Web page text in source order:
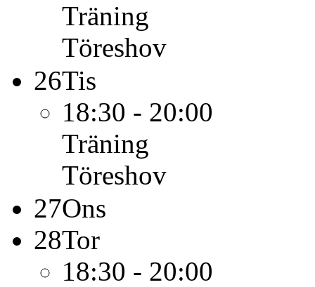
Träning
Töreshov
26Tis
18:30 - 20:00
Träning
Töreshov
27Ons
28Tor
18:30 - 20:00